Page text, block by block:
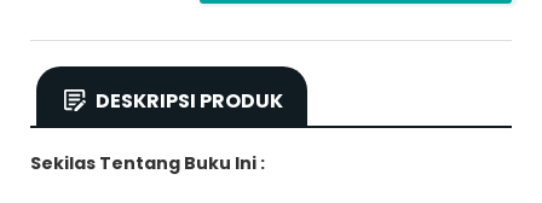
DESKRIPSI PRODUK
Sekilas Tentang Buku Ini :